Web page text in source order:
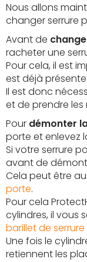
Nous allons
changer serrure
Avant de
racheter une
Pour cela, il est
est déjà
Il est donc
et de prendre les
Pour démonter
porte et enlevez
Si votre serrure
avant de
Cela peut être
porte.
Pour cela
cylindres, il vous
barillet de serrure
Une fois le
retiennent les